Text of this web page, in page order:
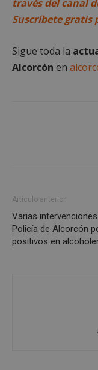
través del canal
Suscríbete gratis
Sigue toda la
Alcorcón en
Artículo anterior
Varias
Policía de Alcorcón
positivos en